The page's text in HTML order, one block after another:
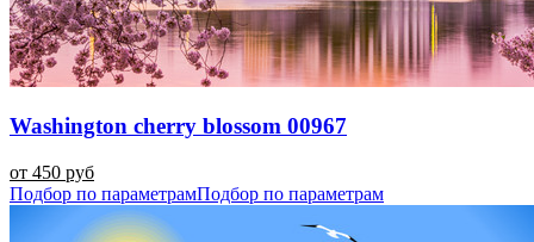
Washington cherry blossom 00967
от 450 руб
Подбор по параметрамПодбор по параметрам